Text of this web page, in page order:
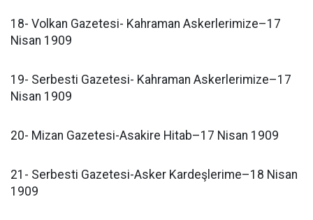
18- Volkan Gazetesi- Kahraman Askerlerimize–17
Nisan 1909
19- Serbesti Gazetesi- Kahraman Askerlerimize–17
Nisan 1909
20- Mizan Gazetesi-Asakire Hitab–17 Nisan 1909
21- Serbesti Gazetesi-Asker Kardeşlerime–18 Nisan
1909